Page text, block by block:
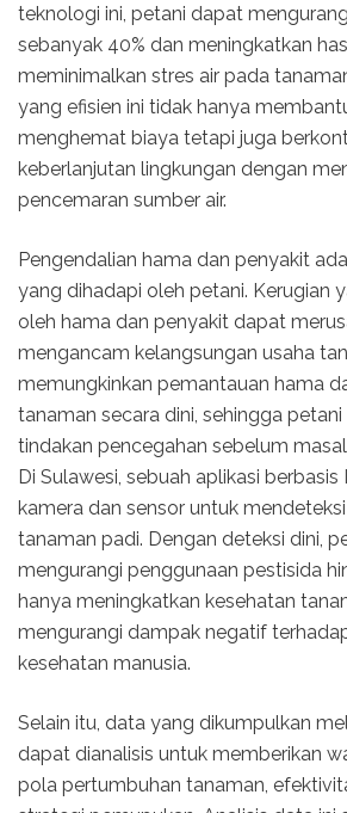
teknologi ini, petani dapat
sebanyak 40% dan meningkatkan
meminimalkan stres air pada
yang efisien ini tidak hanya
menghemat biaya tetapi juga
keberlanjutan lingkungan dengan
pencemaran sumber air.
Pengendalian hama dan penyakit
yang dihadapi oleh petani. Kerugian
oleh hama dan penyakit dapat
mengancam kelangsungan usaha
memungkinkan pemantauan hama
tanaman secara dini, sehingga
tindakan pencegahan sebelum
Di Sulawesi, sebuah aplikasi
kamera dan sensor untuk
tanaman padi. Dengan deteksi dini,
mengurangi penggunaan pestisida
hanya meningkatkan kesehatan
mengurangi dampak negatif
kesehatan manusia.
Selain itu, data yang dikumpulkan
dapat dianalisis untuk memberikan
pola pertumbuhan tanaman,